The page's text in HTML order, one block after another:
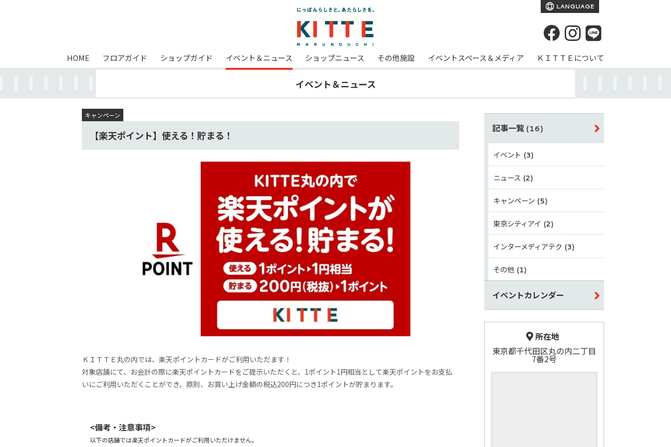
LANGUAGE
HOME フロアガイド ショップガイド イベント＆ニュース ショップニュース その他施設 イベントスペース＆メディア ＫＩＴＴＥについて
イベント＆ニュース
キャンペーン
【楽天ポイント】使える！貯まる！
ＫＩＴＴＥ丸の内では、楽天ポイントカードがご利用いただます！
対象店舗にて、お会計の際に楽天ポイントカードをご提示いただくと、1ポイント1円相当として楽天ポイントをお支払
いにご利用いただくことができ、原則、お買い上げ金額の税込200円につき1ポイントが貯まります。
<備考・注意事項>
以下の店舗では楽天ポイントカードがご利用いただけません。
記事一覧 (16)
イベント (3)
ニュース (2)
キャンペーン (5)
東京シティアイ (2)
インターメディアテク (3)
その他(1)
イベントカレンダー
所在地
東京都千代田区丸の内二丁目
7番2号